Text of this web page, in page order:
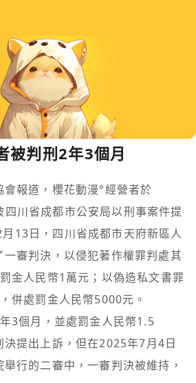
被判刑2年3個月
報道，櫻花動漫°經營者於
川省成都市公安局以刑事案件提
13日，四川省成都市天府新區人
審判決，以侵犯著作權罪判處其
金人民幣1萬元；以偽造私文書罪
併處罰金人民幣5000元。
3個月，並處罰金人民幣1.5
決提出上訴，但在2025年7月4日
行的二審中，一審判決被維持，